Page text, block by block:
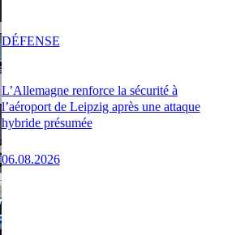
L’Allemagne renforce la sécurité à
l’aéroport de Leipzig après une attaque
hybride présumée
06.08.2026
DÉFENSE